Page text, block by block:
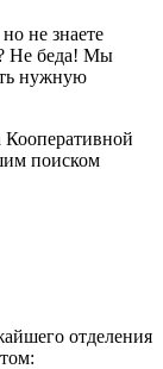
не знаете
Не беда! Мы
нужную
Кооперативной
поиском
отделения